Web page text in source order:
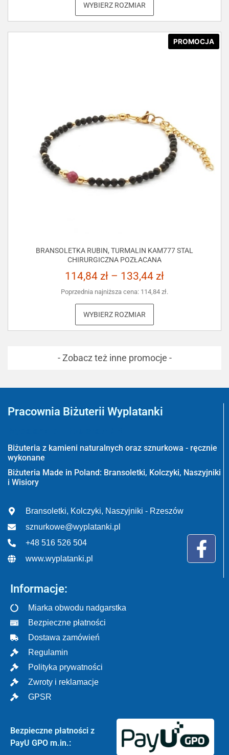
WYBIERZ ROZMIAR
PROMOCJA
BRANSOLETKA RUBIN, TURMALIN KAM777 STAL
CHIRURGICZNA POZŁACANA
114,84 zł – 133,44 zł
Poprzednia najniższa cena: 114,84 zł.
WYBIERZ ROZMIAR
- Zobacz też inne promocje -
Pracownia Biżuterii Wyplatanki
Biżuteria z kamieni naturalnych oraz sznurkowa - ręcznie
wykonane
Biżuteria Made in Poland: Bransoletki, Kolczyki, Naszyjniki
i Wisiory
Bransoletki, Kolczyki, Naszyjniki - Rzeszów
sznurkowe@wyplatanki.pl
+48 516 526 504
www.wyplatanki.pl
Informacje:
Miarka obwodu nadgarstka
Bezpieczne płatności
Dostawa zamówień
Regulamin
Polityka prywatności
Zwroty i reklamacje
GPSR
Bezpieczne płatności z
PayU GPO m.in.: